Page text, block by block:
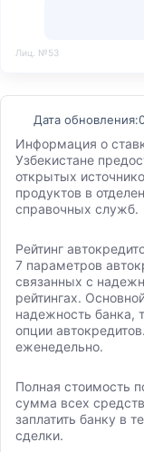
Лиц. №53
Дата обновления:
Информация о
Узбекистане
открытых
продуктов в
справочных служб.
Рейтинг
7 параметров
связанных с
рейтингах.
надежность банка,
опции
еженедельно.
Полная стоимость
сумма всех
заплатить банку в
сделки.